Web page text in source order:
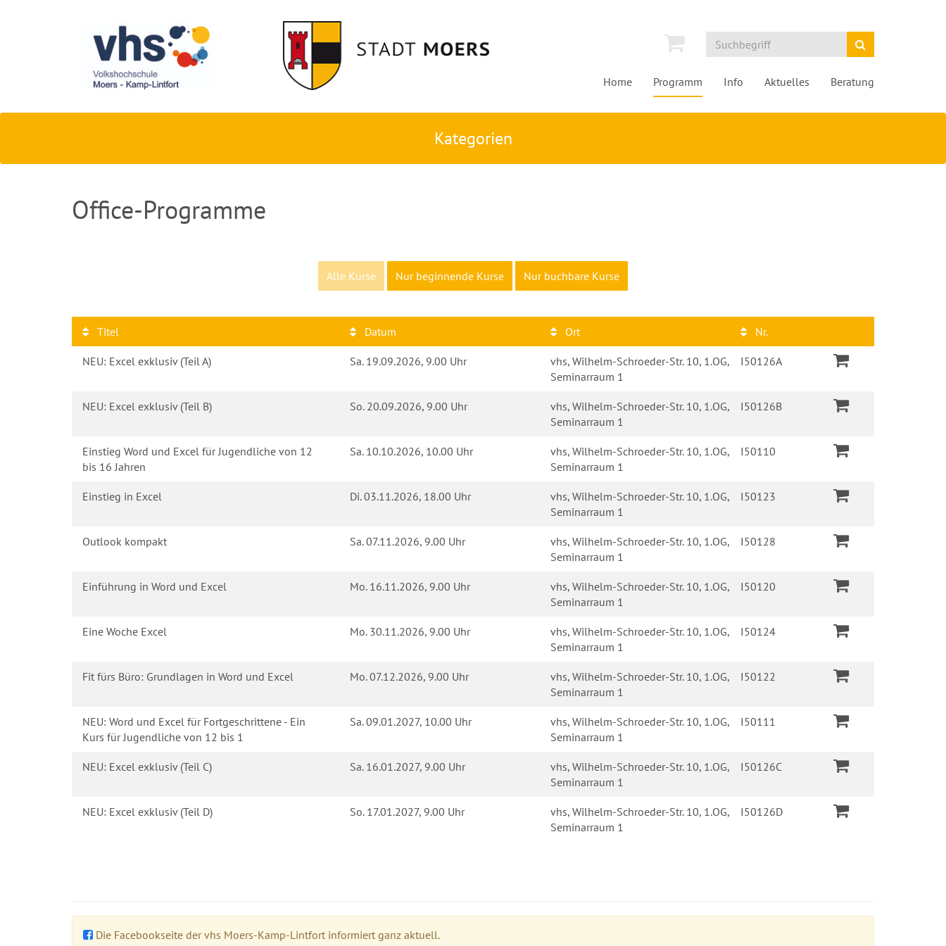
Home Programm Info Aktuelles Beratung
Kategorien
Office-Programme
Alle Kurse Nur beginnende Kurse Nur buchbare Kurse
Titel Datum Ort Nr.
NEU: Excel exklusiv (Teil A) Sa.19.09.2026, 9.00 Uhr
vhs, Wilhelm-Schroeder-Str. 10, 1.OG,
Seminarraum 1
I50126A
NEU: Excel exklusiv (Teil B) So.20.09.2026, 9.00 Uhr
vhs, Wilhelm-Schroeder-Str. 10, 1.OG,
Seminarraum 1
I50126B
Einstieg Word und Excel für Jugendliche von 12
bis 16 Jahren
Sa.10.10.2026, 10.00 Uhr
vhs, Wilhelm-Schroeder-Str. 10, 1.OG,
Seminarraum 1
I50110
Einstieg in Excel Di.03.11.2026, 18.00 Uhr
vhs, Wilhelm-Schroeder-Str. 10, 1.OG,
Seminarraum 1
I50123
Outlook kompakt Sa.07.11.2026, 9.00 Uhr
vhs, Wilhelm-Schroeder-Str. 10, 1.OG,
Seminarraum 1
I50128
Einführung in Word und Excel Mo.16.11.2026, 9.00 Uhr
vhs, Wilhelm-Schroeder-Str. 10, 1.OG,
Seminarraum 1
I50120
Eine Woche Excel Mo.30.11.2026, 9.00 Uhr
vhs, Wilhelm-Schroeder-Str. 10, 1.OG,
Seminarraum 1
I50124
Fit fürs Büro: Grundlagen in Word und Excel Mo.07.12.2026, 9.00 Uhr
vhs, Wilhelm-Schroeder-Str. 10, 1.OG,
Seminarraum 1
I50122
NEU: Word und Excel für Fortgeschrittene - Ein
Kurs für Jugendliche von 12 bis 1
Sa.09.01.2027, 10.00 Uhr
vhs, Wilhelm-Schroeder-Str. 10, 1.OG,
Seminarraum 1
I50111
NEU: Excel exklusiv (Teil C) Sa.16.01.2027, 9.00 Uhr
vhs, Wilhelm-Schroeder-Str. 10, 1.OG,
Seminarraum 1
I50126C
NEU: Excel exklusiv (Teil D) So.17.01.2027, 9.00 Uhr
vhs, Wilhelm-Schroeder-Str. 10, 1.OG,
Seminarraum 1
I50126D
Die Facebookseite der vhs Moers-Kamp-Lintfort informiert ganz aktuell.